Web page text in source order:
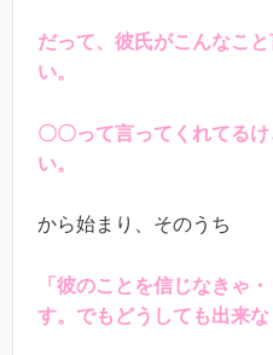
だって、彼氏がこんなこ
い。
〇〇って言ってくれてる
い。
から始まり、そのうち
「彼のことを信じなきゃ
す。でもどうしても出来な